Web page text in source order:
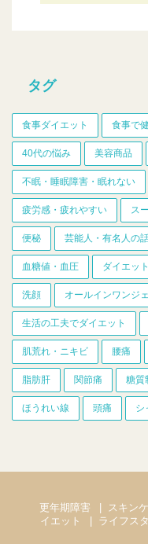
タグ
食事ダイエット 食事で
40代の悩み 美容商品
不眠・睡眠障害・眠れない
疲労感・疲れやすい ス
便秘 芸能人・有名人の
血糖値・血圧 ダイエッ
洗顔 オールインワンジ
生活の工夫でダイエット
肌荒れ・ニキビ 腰痛
脂肪肝 関節痛 糖質
ほうれい線 頭痛 シ
更年期障害 スキン
イエット
ライフス